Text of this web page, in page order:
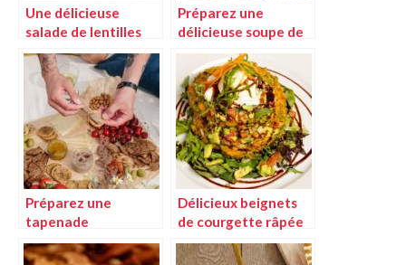
Une délicieuse
salade de lentilles
agrémentée de
lardons savoureux
Préparez une
délicieuse soupe de
courgettes au basilic
facilement avec
votre thermomix
Préparez une
tapenade
savoureuse au
basilic et aux
Délicieux beignets
de courgette râpée
accompagnés d’une
sauce crémeuse au